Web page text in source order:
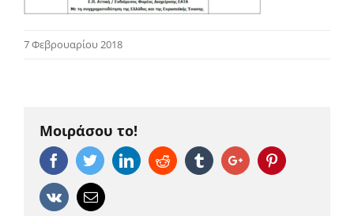
7 Φεβρουαρίου 2018
Μοιράσου το!
FacebookTwitterLinkedinReddit TumblrGoogle+Pinterest
Vk Email